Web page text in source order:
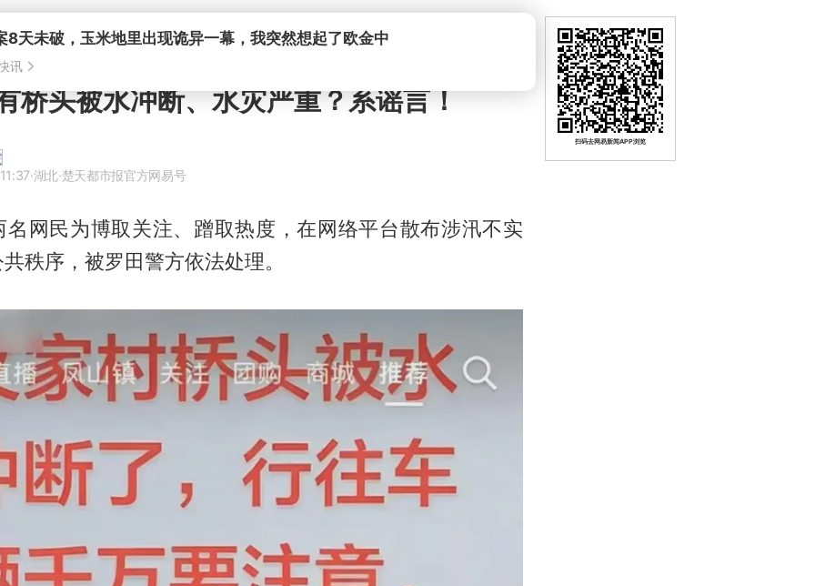
8天未破，玉米地里出现诡异一幕，我突然想起了欧金中
讯
桥头被水冲断、水灾严重？系谣言！
·湖北·楚天都市报官方网易号
名网民为博取关注、蹭取热度，在网络平台散布涉汛不实
秩序，被罗田警方依法处理。
扫码去网易新闻APP浏览